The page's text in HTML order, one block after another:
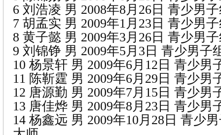
6 刘浩凌 男 2008年8月26日 青少男
7 胡孟实 男 2009年1月23日 青少男
8 黄子懿 男 2009年3月26日 青少男
9 刘锦铮 男 2009年5月3日 青少男子
10 杨景轩 男 2009年6月12日 青少男
11 陈靳霆 男 2009年6月29日 青少男
12 唐源勤 男 2009年7月15日 青少男
13 唐佳烨 男 2009年8月23日 青少男
14 杨鑫远 男 2009年10月28日 青少